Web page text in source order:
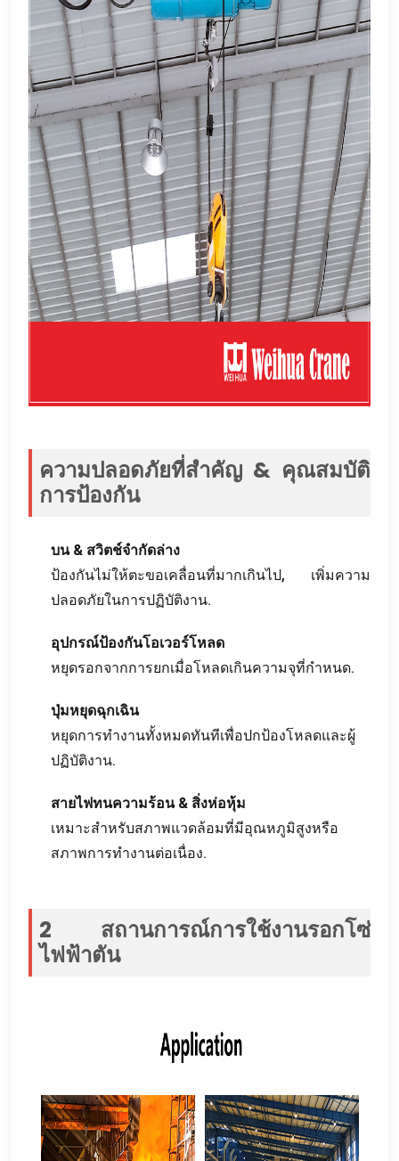
ความปลอดภัยที่สำคัญ & คุณสมบัติ
การป้องกัน
บน & สวิตช์จำกัดล่าง
ป้องกันไม่ให้ตะขอเคลื่อนที่มากเกินไป, เพิ่มความ
ปลอดภัยในการปฏิบัติงาน.
อุปกรณ์ป้องกันโอเวอร์โหลด
หยุดรอกจากการยกเมื่อโหลดเกินความจุที่กำหนด.
ปุ่มหยุดฉุกเฉิน
หยุดการทำงานทั้งหมดทันทีเพื่อปกป้องโหลดและผู้
ปฏิบัติงาน.
สายไฟทนความร้อน & สิ่งห่อหุ้ม
เหมาะสำหรับสภาพแวดล้อมที่มีอุณหภูมิสูงหรือ
สภาพการทำงานต่อเนื่อง.
2 สถานการณ์การใช้งานรอกโซ่
ไฟฟ้าตัน